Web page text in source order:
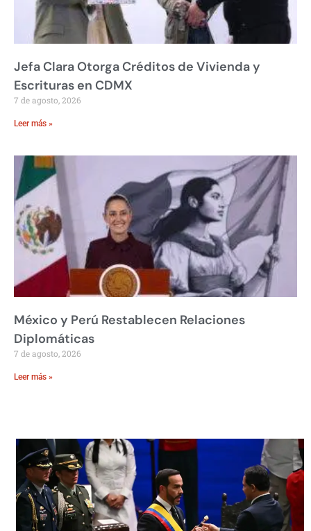
Jefa Clara Otorga Créditos de Vivienda y
Escrituras en CDMX
7 de agosto, 2026
Leer más »
México y Perú Restablecen Relaciones
Diplomáticas
7 de agosto, 2026
Leer más »